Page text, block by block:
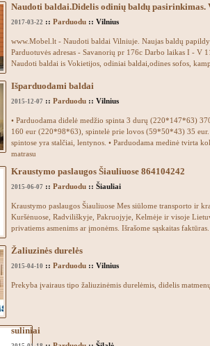
Naudoti baldai.Didelis odinių baldų pasirinkimas.
2017-03-22 :: Parduodu :: Vilnius
www.Mobel.lt - Naudoti baldai Vilniuje. Naujas baldų
Parduotuvės adresas - Savanorių pr 176c Darbo laikas I - V
Naudoti baldai is Vokietijos, odiniai baldai,odines sofos,
Išparduodami baldai
2015-12-07 :: Parduodu :: Vilnius
• Parduodama didelė medžio spinta 3 durų (220*147*63)
160 eur (220*98*63), spintelė prie lovos (59*50*43) 35
spintose yra stalčiai, lentynos. • Parduodama medinė tvirta
matrasu
Kraustymo paslaugos Šiauliuose 864104242
2015-06-07 :: Parduodu :: Šiauliai
Kraustymo paslaugos Šiauliuose Mes siūlome transporto ir
Kuršėnuose, Radviliškyje, Pakruojyje, Kelmėje ir visoje
privatiems asmenims ar įmonėms. Išrašome sąskaitas
Žaliuzinės durelės
2015-04-10 :: Parduodu :: Vilnius
Prekyba įvairaus tipo žaliuzinėmis durelėmis, didelis
suliniai